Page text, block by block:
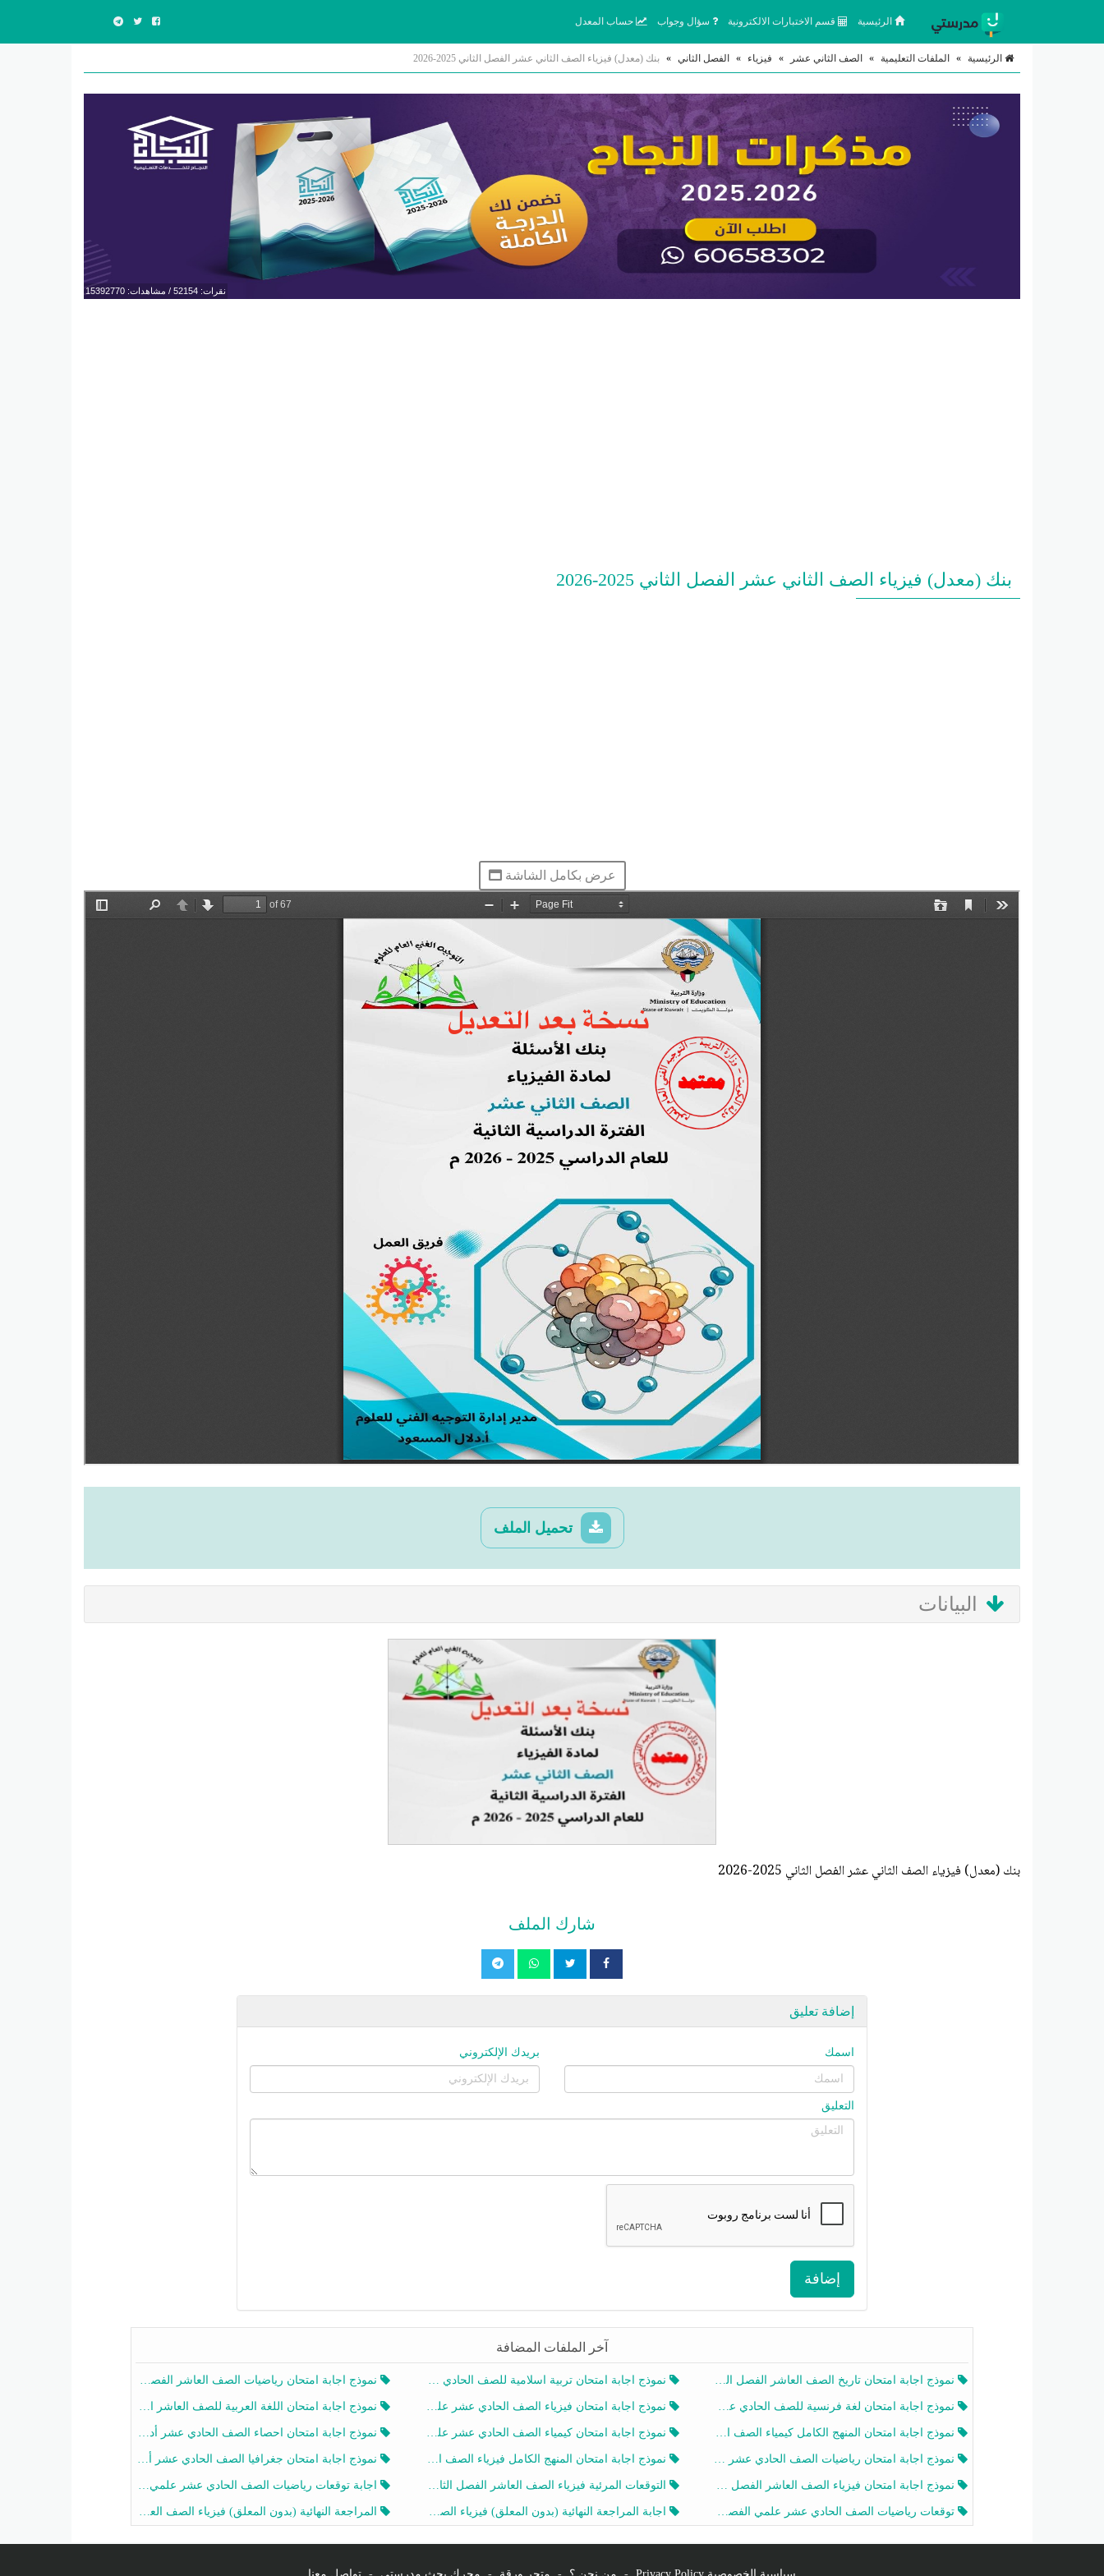
الرئيسية قسم الاختبارات الالكترونية سؤال وجواب حساب المعدل
الرئيسية » الملفات التعليمية » الصف الثاني عشر » فيزياء » الفصل الثاني » بنك (معدل) فيزياء الصف الثاني عشر الفصل الثاني 2025-2026
نقرات: 52154 / مشاهدات: 15392770
بنك (معدل) فيزياء الصف الثاني عشر الفصل الثاني 2025-2026
عرض بكامل الشاشة
تحميل الملف
البيانات
بنك (معدل) فيزياء الصف الثاني عشر الفصل الثاني 2025-2026
شارك الملف
إضافة تعليق
اسمك بريدك الإلكتروني
التعليق
إضافة
آخر الملفات المضافة
نموذج اجابة امتحان تاريخ الصف العاشر الفصل الثاني 2025-2026 نموذج اجابة امتحان تربية اسلامية للصف الحادي عشر الفصل الثاني 2025-2026 نموذج اجابة امتحان رياضيات الصف العاشر الفصل الثاني 2025-2026
نموذج اجابة امتحان لغة فرنسية للصف الحادي عشر أدبي الفصل الثاني 2025-2026 نموذج اجابة امتحان فيزياء الصف الحادي عشر علمي الفصل الثاني 2025-2026 نموذج اجابة امتحان اللغة العربية للصف العاشر الفصل الثاني 2025-2026
نموذج اجابة امتحان المنهج الكامل كيمياء الصف الحادي عشر علمي الفصل الثاني 2025-2026 نموذج اجابة امتحان كيمياء الصف الحادي عشر علمي الفصل الثاني 2025-2026 نموذج اجابة امتحان احصاء الصف الحادي عشر أدبي الفصل الثاني 2025-2026
نموذج اجابة امتحان رياضيات الصف الحادي عشر علمي الفصل الثاني 2025-2026 نموذج اجابة امتحان المنهج الكامل فيزياء الصف العاشر الفصل الثاني 2025-2026 نموذج اجابة امتحان جغرافيا الصف الحادي عشر أدبي الفصل الثاني 2025-2026
نموذج اجابة امتحان فيزياء الصف العاشر الفصل الثاني 2025-2026 التوقعات المرئية فيزياء الصف العاشر الفصل الثاني 2026 أ هيثم الليثي اجابة توقعات رياضيات الصف الحادي عشر علمي الفصل الثاني 2025-2026 أ عمرو فايز
توقعات رياضيات الصف الحادي عشر علمي الفصل الثاني 2025-2026 أ عمرو فايز اجابة المراجعة النهائية (بدون المعلق) فيزياء الصف العاشر الفصل الثاني أ أحمد نبيه المراجعة النهائية (بدون المعلق) فيزياء الصف العاشر الفصل الثاني أ أحمد نبيه